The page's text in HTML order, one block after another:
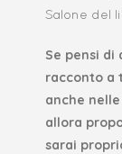
Salone del
Se pensi
racconto a
anche
allora
sarai